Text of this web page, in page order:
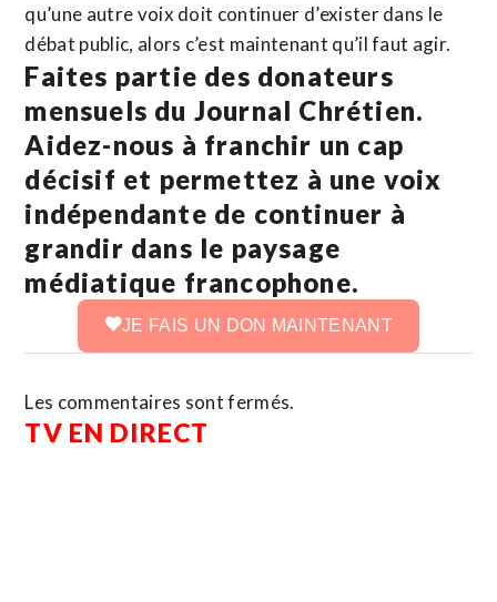
qu’une autre voix doit continuer d’exister dans le
débat public, alors c’est maintenant qu’il faut agir.
Faites partie des donateurs
mensuels du Journal Chrétien.
Aidez-nous à franchir un cap
décisif et permettez à une voix
indépendante de continuer à
grandir dans le paysage
médiatique francophone.
JE FAIS UN DON MAINTENANT
Les commentaires sont fermés.
TV EN DIRECT